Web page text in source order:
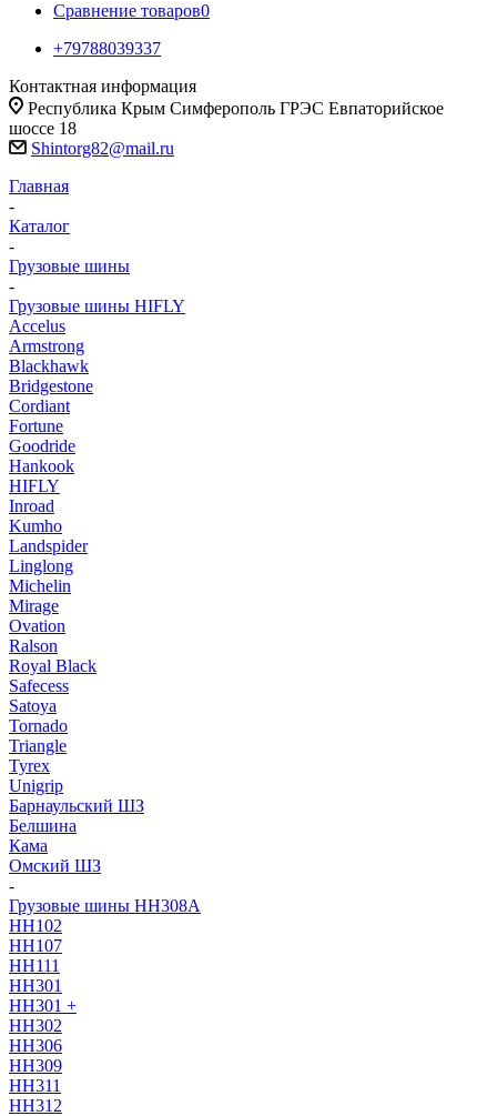
Сравнение товаров0
+79788039337
Контактная информация
Республика Крым Симферополь ГРЭС Евпаторийское
шоссе 18
Shintorg82@mail.ru
Главная
-
Каталог
-
Грузовые шины
-
Грузовые шины HIFLY
Accelus
Armstrong
Blackhawk
Bridgestone
Cordiant
Fortune
Goodride
Hankook
HIFLY
Inroad
Kumho
Landspider
Linglong
Michelin
Mirage
Ovation
Ralson
Royal Black
Safecess
Satoya
Tornado
Triangle
Tyrex
Unigrip
Барнаульский ШЗ
Белшина
Кама
Омский ШЗ
-
Грузовые шины HH308A
HH102
HH107
HH111
HH301
HH301 +
HH302
HH306
HH309
HH311
HH312